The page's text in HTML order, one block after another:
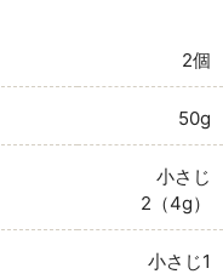
2個
50g
小さじ
2（4g）
小さじ1